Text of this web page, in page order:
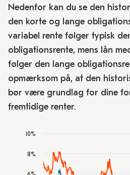
Nedenfor kan du se den
den korte og lange
variabel rente følger typisk
obligationsrente, mens lån
følger den lange
opmærksom på, at den
bør være grundlag for dine
fremtidige renter.
Line chart with 2 lines.
8%
10%